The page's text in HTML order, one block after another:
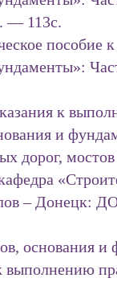
— 113с.
пособие
к
и
дорог,
– Донецк:
основания и
выполнению